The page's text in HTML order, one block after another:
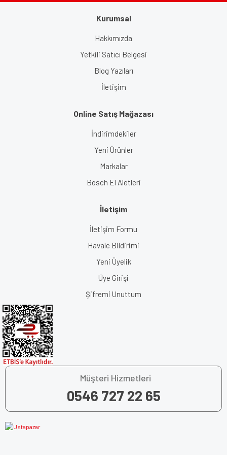
Kurumsal
Hakkımızda
Yetkili Satıcı Belgesi
Blog Yazıları
İletişim
Online Satış Mağazası
İndirimdekiler
Yeni Ürünler
Markalar
Bosch El Aletleri
İletişim
İletişim Formu
Havale Bildirimi
Yeni Üyelik
Üye Girişi
Şifremi Unuttum
Müşteri Hizmetleri
0546 727 22 65